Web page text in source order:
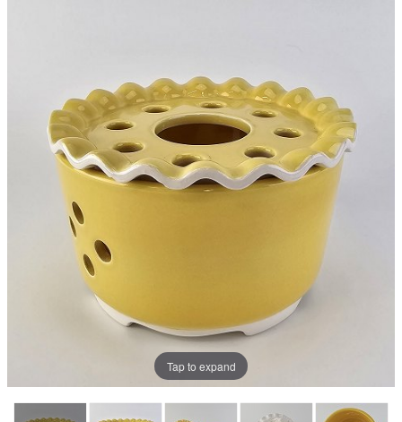
Tap to expand